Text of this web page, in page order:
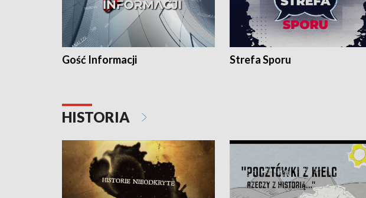
Gość Informacji Strefa Sporu
HISTORIA